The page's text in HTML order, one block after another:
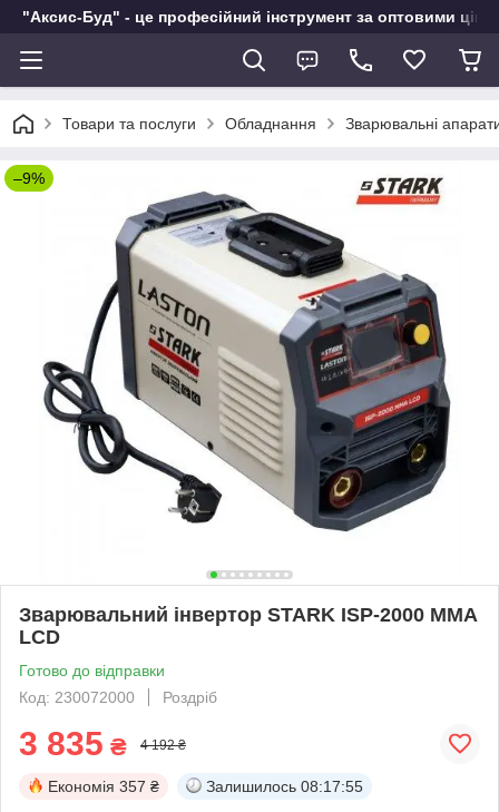
"Аксис-Буд" - це професійний інструмент за оптовими
Товари та послуги Обладнання Зварювальні
–9%
Зварювальний інвертор STARK ISP-2000 MMA
LCD
Готово до відправки
Код: 230072000
Роздріб
3 835 ₴ 4 192 ₴
Економія 357 ₴ Залишилось 08:17:54